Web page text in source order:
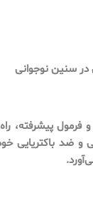
سنین نوجوانی
فرمول پیشرفته،
ضد باکتریایی